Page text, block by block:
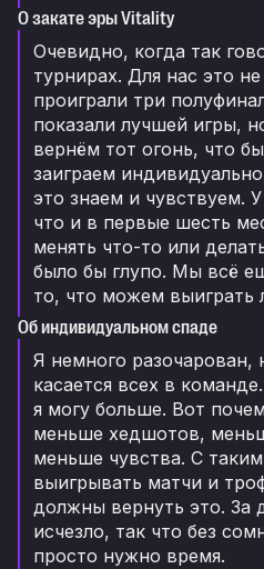
О закате эры Vitality
Очевидно, когда так
турнирах. Для нас это
проиграли три
показали лучшей игры,
вернём тот огонь, что
заиграем
это знаем и чувствуем.
что и в первые шесть
менять что-то или
было бы глупо. Мы всё
то, что можем выиграть
Об индивидуальном спаде
Я немного разочарован,
касается всех в
я могу больше. Вот
меньше хедшотов,
меньше чувства. С
выигрывать матчи и
должны вернуть это. За
исчезло, так что без
просто нужно время.